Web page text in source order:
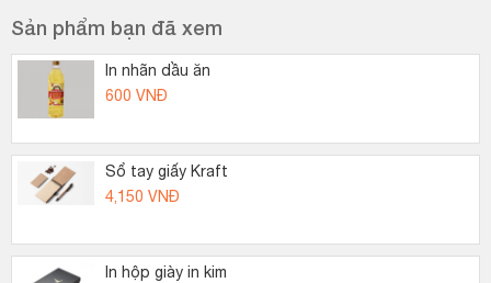
Sản phẩm bạn đã xem
In nhãn dầu ăn
600 VNĐ
Sổ tay giấy Kraft
4,150 VNĐ
In hộp giày in kim